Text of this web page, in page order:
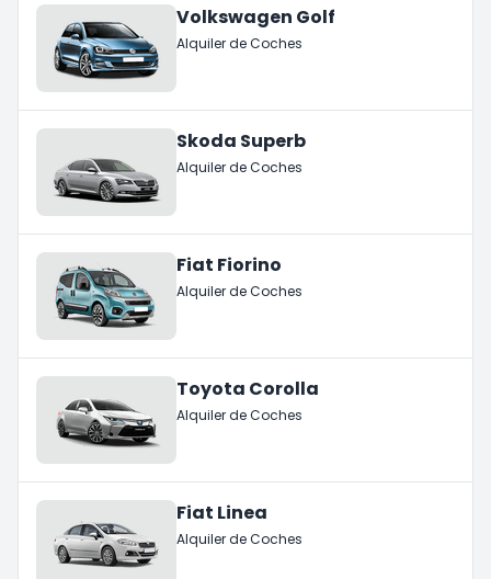
Volkswagen Golf
Alquiler de Coches
Skoda Superb
Alquiler de Coches
Fiat Fiorino
Alquiler de Coches
Toyota Corolla
Alquiler de Coches
Fiat Linea
Alquiler de Coches